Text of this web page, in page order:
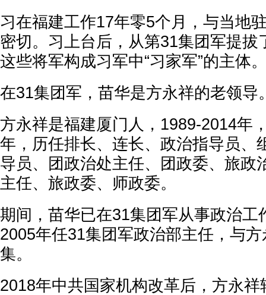
习在福建工作17年零5个月，与当地
密切。习上台后，从第31集团军提拔
这些将军构成习军中“习家军”的主体
在31集团军，苗华是方永祥的老领导
方永祥是福建厦门人，1989-2014年
年，历任排长、连长、政治指导员、
导员、团政治处主任、团政委、旅政
主任、旅政委、师政委。
期间，苗华已在31集团军从事政治工
2005年任31集团军政治部主任，与
集。
2018年中共国家机构改革后，方永